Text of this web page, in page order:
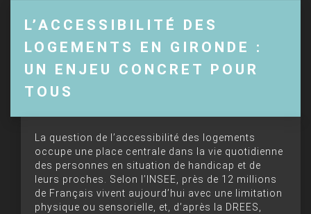
L’ACCESSIBILITÉ DES
LOGEMENTS EN GIRONDE :
UN ENJEU CONCRET POUR
TOUS
La question de l’accessibilité des logements
occupe une place centrale dans la vie quotidienne
des personnes en situation de handicap et de
leurs proches. Selon l’INSEE, près de 12 millions
de Français vivent aujourd’hui avec une limitation
physique ou sensorielle, et, d’après la DREES,